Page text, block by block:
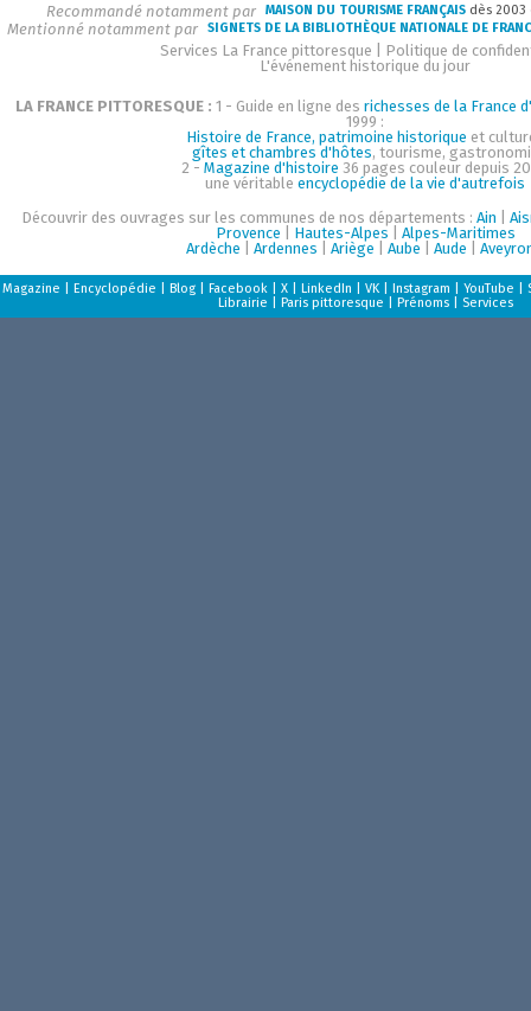
Recommandé notamment par MAISON DU TOURISME FRANÇAIS dès
Mentionné notamment par SIGNETS DE LA BIBLIOTHÈQUE NATIONALE DE
Services La France pittoresque
Politique de
L'événement historique du jour
LA FRANCE PITTORESQUE : 1 - Guide en ligne des richesses de la France
1999 :
Histoire de France, patrimoine historique et
gîtes et chambres d'hôtes, tourisme,
2 - Magazine d'histoire 36 pages couleur depuis
une véritable encyclopédie de la vie d'autrefois
Découvrir des ouvrages sur les communes de nos départements : Ain
Provence
Hautes-Alpes
Alpes-Maritimes
Ardèche
Ardennes Ariège Aube Aude
Magazine Encyclopédie Blog| Facebook| X| LinkedIn VK| Instagram YouTube
Librairie
Paris pittoresque Prénoms| Services